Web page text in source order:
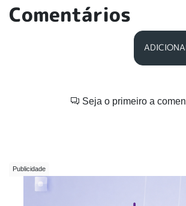
Comentários
Seja o primeiro a